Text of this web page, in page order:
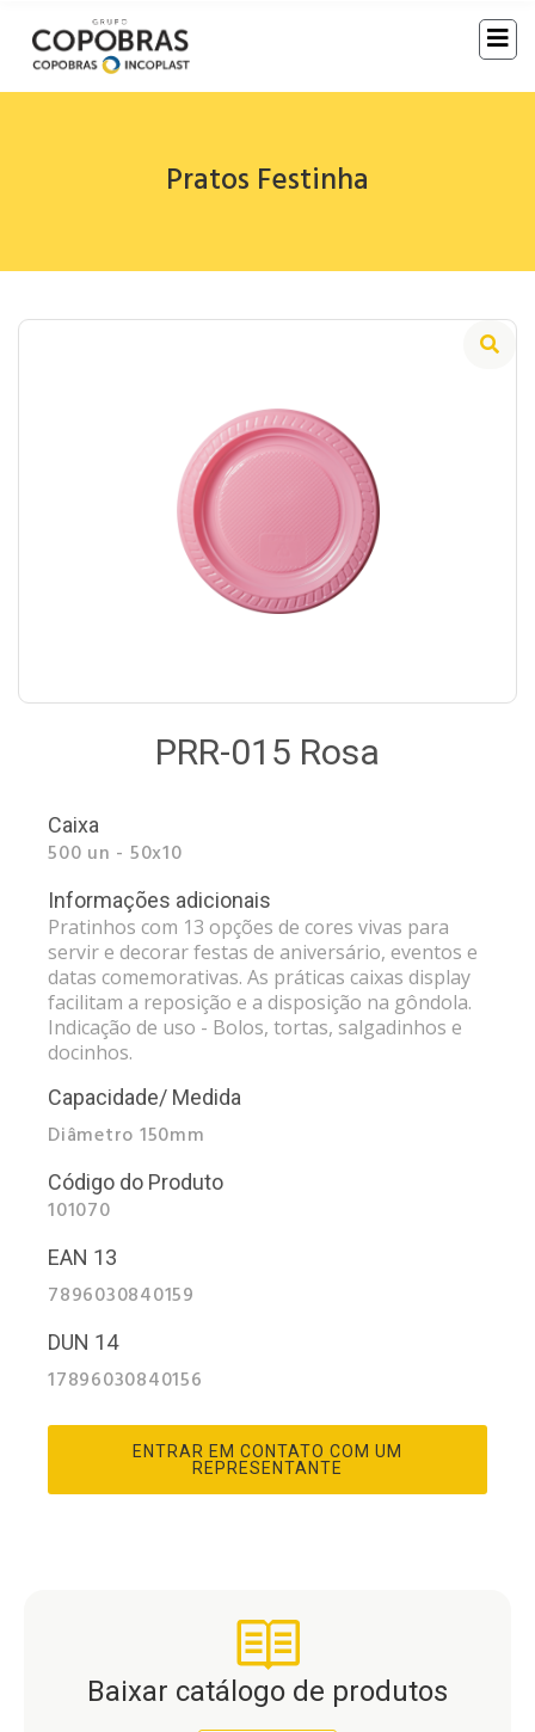
Pratos Festinha
PRR-015 Rosa
Caixa
500 un - 50x10
Informações adicionais
Pratinhos com 13 opções de cores vivas para
servir e decorar festas de aniversário, eventos e
datas comemorativas. As práticas caixas display
facilitam a reposição e a disposição na gôndola.
Indicação de uso - Bolos, tortas, salgadinhos e
docinhos.
Capacidade/ Medida
Diâmetro 150mm
Código do Produto
101070
EAN 13
7896030840159
DUN 14
17896030840156
ENTRAR EM CONTATO COM UM
REPRESENTANTE
Baixar catálogo de produtos